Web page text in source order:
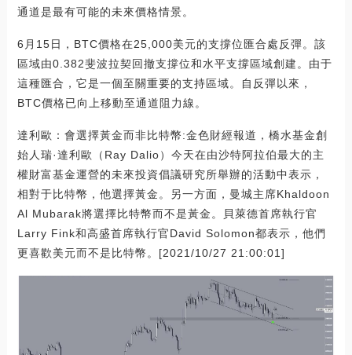
通道是最有可能的未來價格情景。
6月15日，BTC價格在25,000美元的支撐位匯合處反彈。該
區域由0.382斐波拉契回撤支撐位和水平支撐區域創建。由于
這種匯合，它是一個至關重要的支持區域。自反彈以來，
BTC價格已向上移動至通道阻力線。
達利歐：會選擇黃金而非比特幣:金色財經報道，橋水基金創
始人瑞·達利歐（Ray Dalio）今天在由沙特阿拉伯最大的主
權財富基金運營的未來投資倡議研究所舉辦的活動中表示，
相對于比特幣，他選擇黃金。另一方面，曼城主席Khaldoon
Al Mubarak將選擇比特幣而不是黃金。貝萊德首席執行官
Larry Fink和高盛首席執行官David Solomon都表示，他們
更喜歡美元而不是比特幣。[2021/10/27 21:00:01]